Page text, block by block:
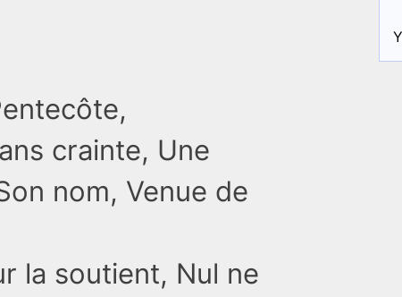
crainte, Une
nom, Venue de
la soutient, Nul ne